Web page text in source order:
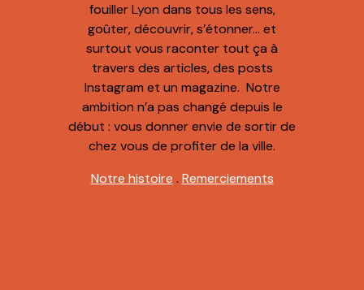
fouiller Lyon dans tous les sens,
goûter, découvrir, s’étonner… et
surtout vous raconter tout ça à
travers des articles, des posts
Instagram et un magazine. Notre
ambition n’a pas changé depuis le
début : vous donner envie de sortir de
chez vous de profiter de la ville.
Notre histoire . Remerciements